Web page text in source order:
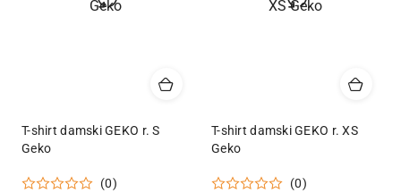
T-shirt damski GEKO r. S
Geko
(0)
T-shirt damski GEKO r. XS
Geko
(0)